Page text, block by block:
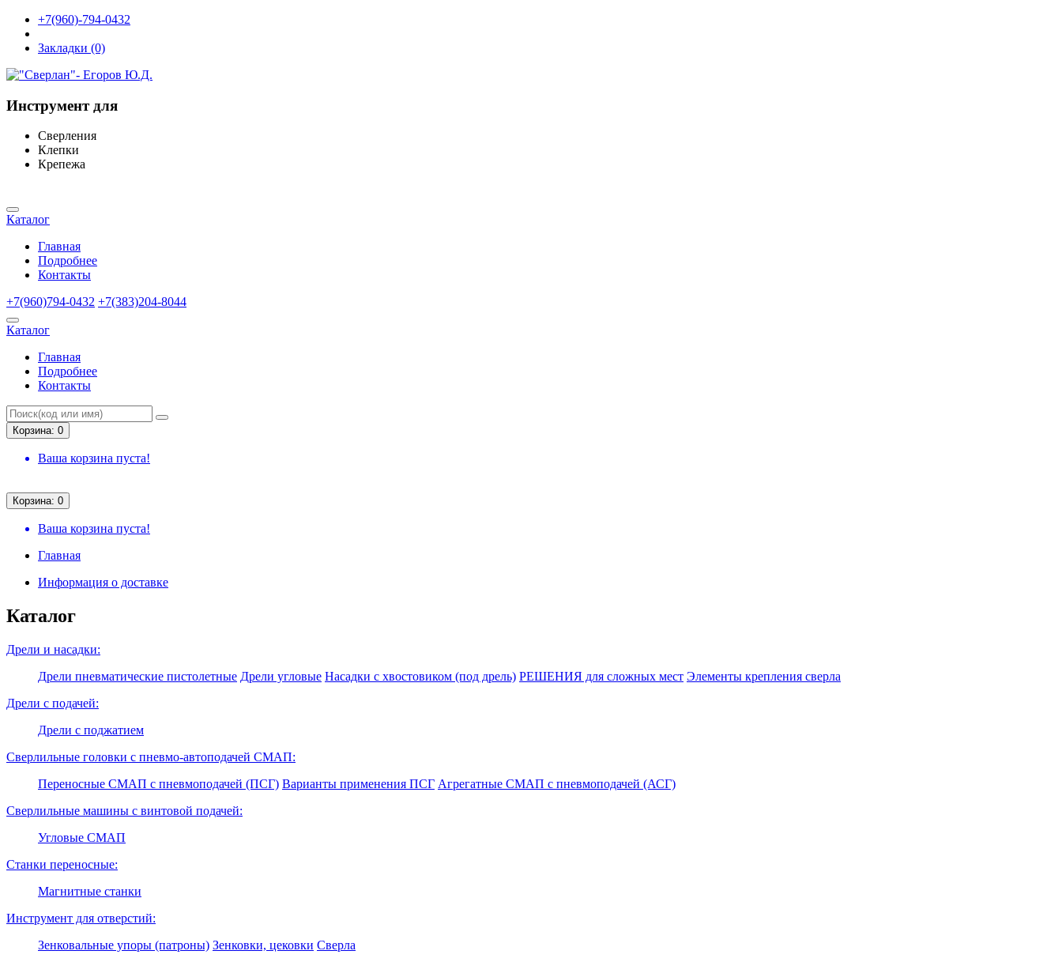
+7(960)-794-0432
Закладки (0)
Инструмент для
Сверления
Клепки
Крепежа
Каталог
Главная
Подробнее
Контакты
+7(960)794-0432 +7(383)204-8044
Каталог
Главная
Подробнее
Контакты
Корзина: 0
Ваша корзина пуста!
Корзина: 0
Ваша корзина пуста!
Главная
Информация о доставке
Каталог
Дрели и насадки:
Дрели пневматические пистолетные Дрели угловые Насадки с хвостовиком (под дрель) РЕШЕНИЯ для сложных мест Элементы крепления сверла
Дрели с подачей:
Дрели с поджатием
Сверлильные головки с пневмо-автоподачей СМАП:
Переносные СМАП с пневмоподачей (ПСГ) Варианты применения ПСГ Агрегатные СМАП с пневмоподачей (АСГ)
Сверлильные машины с винтовой подачей:
Угловые СМАП
Станки переносные:
Магнитные станки
Инструмент для отверстий:
Зенковальные упоры (патроны) Зенковки, цековки Сверла